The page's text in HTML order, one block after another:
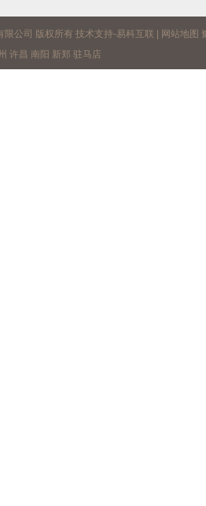
公司 版权所有 技术支持-易科互联 网站地图
许昌 南阳 新郑 驻马店